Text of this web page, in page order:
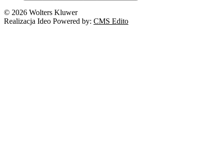
© 2026 Wolters Kluwer
Realizacja Ideo Powered by: CMS Edito